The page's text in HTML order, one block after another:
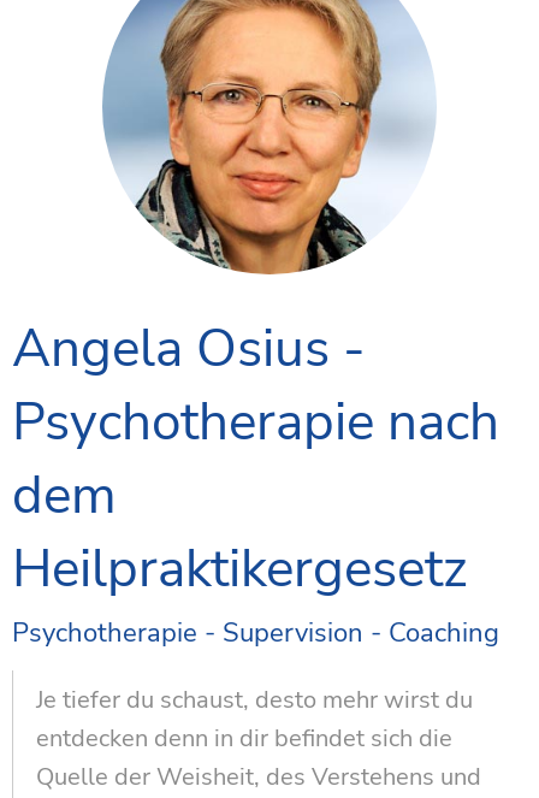
Angela Osius -
Psychotherapie nach
dem
Heilpraktikergesetz
Psychotherapie - Supervision - Coaching
Je tiefer du schaust, desto mehr wirst du
entdecken denn in dir befindet sich die
Quelle der Weisheit, des Verstehens und